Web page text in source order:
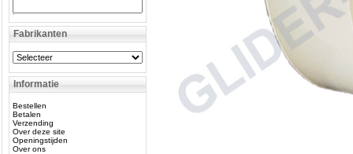
Fabrikanten
Informatie
Bestellen
Betalen
Verzending
Over deze site
Openingstijden
Over ons